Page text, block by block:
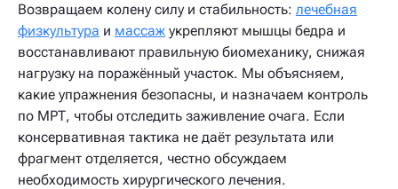
Возвращаем колену силу и стабильность: лечебная
физкультура и массаж укрепляют мышцы бедра и
восстанавливают правильную биомеханику, снижая
нагрузку на поражённый участок. Мы объясняем,
какие упражнения безопасны, и назначаем контроль
по МРТ, чтобы отследить заживление очага. Если
консервативная тактика не даёт результата или
фрагмент отделяется, честно обсуждаем
необходимость хирургического лечения.